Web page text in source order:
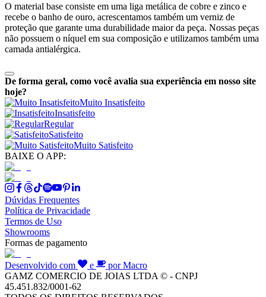
O material base consiste em uma liga metálica de cobre e zinco e
recebe o banho de ouro, acrescentamos também um verniz de
proteção que garante uma durabilidade maior da peça. Nossas peças
não possuem o níquel em sua composição e utilizamos também uma
camada antialérgica.
De forma geral, como você avalia sua experiência em nosso site
hoje?
Muito Insatisfeito
Insatisfeito
Regular
Satisfeito
Muito Satisfeito
BAIXE O APP:
Dúvidas Frequentes
Política de Privacidade
Termos de Uso
Showrooms
Formas de pagamento
Desenvolvido com e
por Macro
GAMZ COMERCIO DE JOIAS LTDA © - CNPJ
45.451.832/0001-62